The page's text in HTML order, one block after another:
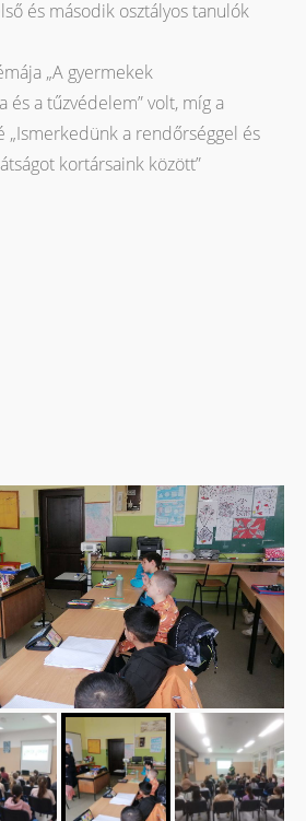
és második osztályos tanulók
„A gyermekek
és a tűzvédelem” volt, míg a
„Ismerkedünk a rendőrséggel és
kortársaink között”